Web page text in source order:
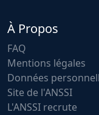
À Propos
FAQ
Mentions légales
Données
Site de l'ANSSI
L'ANSSI recrute